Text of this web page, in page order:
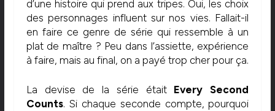
d’une histoire qui prend aux tripes. Oui, les choix
des personnages influent sur nos vies. Fallait-il
en faire ce genre de série qui ressemble à un
plat de maître ? Peu dans l’assiette, expérience
à faire, mais au final, on a payé trop cher pour ça.
La devise de la série était Every Second
Counts. Si chaque seconde compte, pourquoi